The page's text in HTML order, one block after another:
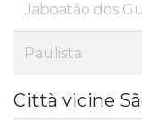
Jaboatão dos
Paulista
Città vicine